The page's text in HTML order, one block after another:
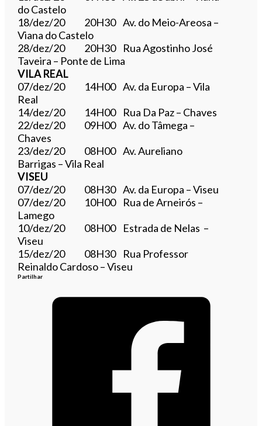
do Castelo
18/dez/20 20H30 Av. do Meio-Areosa –
Viana do Castelo
28/dez/20 20H30 Rua Agostinho José
Taveira – Ponte de Lima
VILA REAL
07/dez/20 14H00 Av. da Europa – Vila
Real
14/dez/20 14H00 Rua Da Paz – Chaves
22/dez/20 09H00 Av. do Tâmega –
Chaves
23/dez/20 08H00 Av. Aureliano
Barrigas – Vila Real
VISEU
07/dez/20 08H30 Av. da Europa – Viseu
07/dez/20 10H00 Rua de Arneirós –
Lamego
10/dez/20 08H00 Estrada de Nelas –
Viseu
15/dez/20 08H30 Rua Professor
Reinaldo Cardoso – Viseu
Partilhar